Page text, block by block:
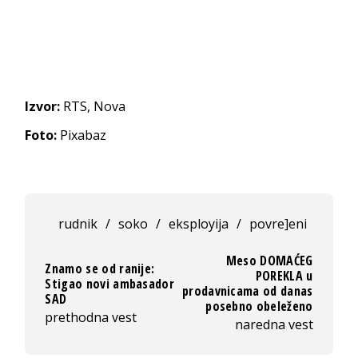
Izvor: RTS, Nova
Foto: Pixabaz
rudnik / soko / eksployija / povre]eni
Znamo se od ranije:
Stigao novi ambasador
SAD
prethodna vest
Meso DOMAĆEG
POREKLA u
prodavnicama od danas
posebno obeleženo
naredna vest